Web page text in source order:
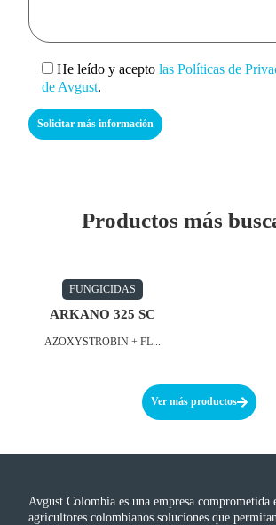
He leído y aceptolas Políticas de
de Avgust.
Productos más
FUNGICIDAS
ARKANO 325 SC
AZOXYSTROBIN + FL...
Ver más productos
Avgust Colombia es una empresa comprometida
agricultores colombianos soluciones que